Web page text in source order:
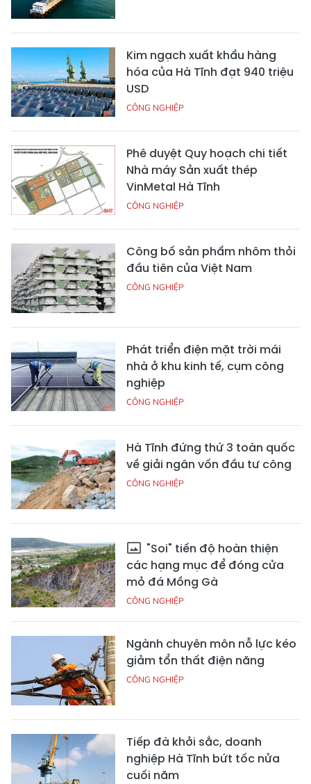
Kim ngạch xuất khẩu hàng
hóa của Hà Tĩnh đạt 940 triệu
USD
CÔNG NGHIỆP
Phê duyệt Quy hoạch chi tiết
Nhà máy Sản xuất thép
VinMetal Hà Tĩnh
CÔNG NGHIỆP
Công bố sản phẩm nhôm thỏi
đầu tiên của Việt Nam
CÔNG NGHIỆP
Phát triển điện mặt trời mái
nhà ở khu kinh tế, cụm công
nghiệp
CÔNG NGHIỆP
Hà Tĩnh đứng thứ 3 toàn quốc
về giải ngân vốn đầu tư công
CÔNG NGHIỆP
"Soi" tiến độ hoàn thiện
các hạng mục để đóng cửa
mỏ đá Mồng Gà
CÔNG NGHIỆP
Ngành chuyên môn nỗ lực kéo
giảm tổn thất điện năng
CÔNG NGHIỆP
Tiếp đà khởi sắc, doanh
nghiệp Hà Tĩnh bứt tốc nửa
cuối năm